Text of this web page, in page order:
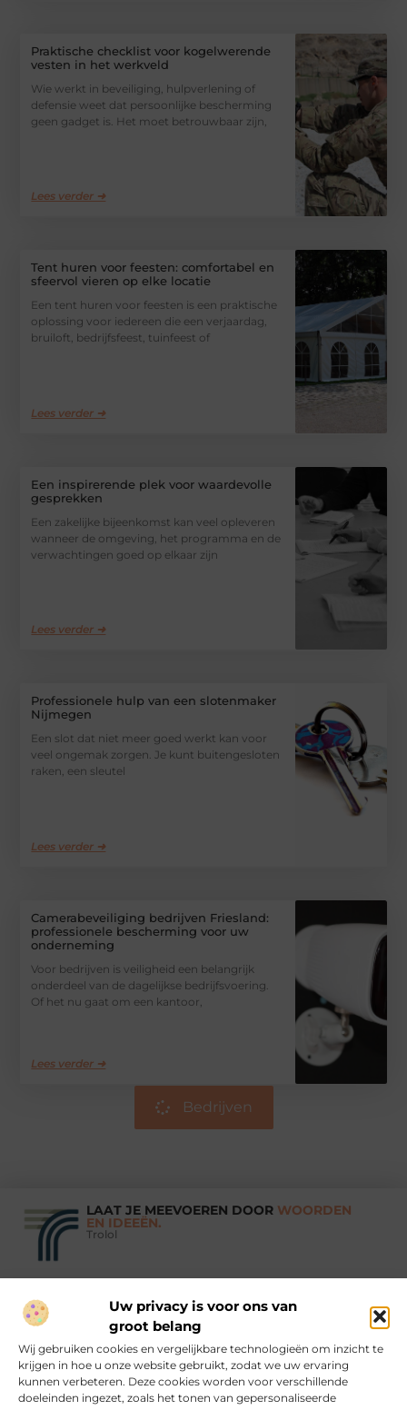
Uw privacy is voor ons van
groot belang
Wij gebruiken cookies en vergelijkbare technologieën om inzicht te
krijgen in hoe u onze website gebruikt, zodat we uw ervaring
kunnen verbeteren. Deze cookies worden voor verschillende
doeleinden ingezet, zoals het tonen van gepersonaliseerde
Praktische checklist voor kogelwerende
vesten in het werkveld
Wie werkt in beveiliging, hulpverlening of
defensie weet dat persoonlijke bescherming
geen gadget is. Het moet betrouwbaar zijn,
Lees verder ➜
Tent huren voor feesten: comfortabel en
sfeervol vieren op elke locatie
Een tent huren voor feesten is een praktische
oplossing voor iedereen die een verjaardag,
bruiloft, bedrijfsfeest, tuinfeest of
Lees verder ➜
Een inspirerende plek voor waardevolle
gesprekken
Een zakelijke bijeenkomst kan veel opleveren
wanneer de omgeving, het programma en de
verwachtingen goed op elkaar zijn
Lees verder ➜
Professionele hulp van een slotenmaker
Nijmegen
Een slot dat niet meer goed werkt kan voor
veel ongemak zorgen. Je kunt buitengesloten
raken, een sleutel
Lees verder ➜
Camerabeveiliging bedrijven Friesland:
professionele bescherming voor uw
onderneming
Voor bedrijven is veiligheid een belangrijk
onderdeel van de dagelijkse bedrijfsvoering.
Of het nu gaat om een kantoor,
Lees verder ➜
Bedrijven
LAAT JE MEEVOEREN DOOR WOORDEN
EN IDEEËN.
Trolol
Vind Ons Hier :
Beroemdheden Uit de Media Partners Over ons